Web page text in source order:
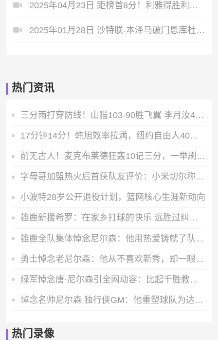
2025年04月23日 距榜首8分！利雅得胜利补时绝杀3-2达马克 拉波尔特破门C罗轮休
2025年01月28日 沙特联-本泽马破门恩库杜绝杀 吉达联合1-2达马克
热门资讯
三分雨打穿防线！山猫103-90胜飞翼 李月汝4分6板佩奇空砍23+8
17分钟14分！韩旭效率拉满，纽约自由人40分大胜王牌打出赛季最强一战
前无古人！麦克布莱德狂轰10记三分，一举刷新WNBA历史单场三分纪录
字母哥加盟热火后首获队友评价：小米切尔称他是天生赢家
小波特28岁公开退役计划，篮网核心生涯新动向
雄鹿新援希罗：在家乡打球的快乐 远胜过纠结下一份合同
雄鹿全队集体悼念尼尔森：他用热爱铸就了队史最辉煌的时代
勇士悼念老尼尔森：他从不喜欢新秀，却一眼相中库里改变了勇士队史
绿军悼念唐·尼尔森引全网动容：比起千胜教练，他的绿军球员身份更值得铭记
悼念名帅尼尔森 独行侠GM：他重塑球队为达拉斯带来赢球文化
热门录像